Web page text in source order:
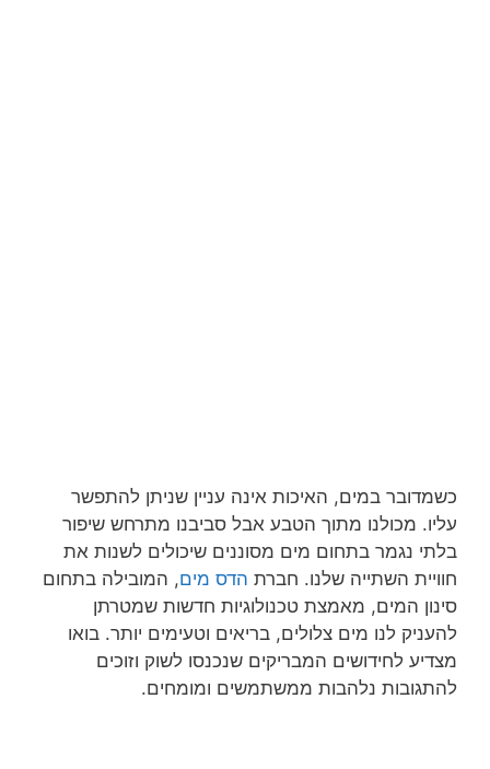
כשמדובר במים, האיכות אינה עניין שניתן להתפשר
עליו. מכולנו מתוך הטבע אבל סביבנו מתרחש שיפור
בלתי נגמר בתחום מים מסוננים שיכולים לשנות את
חוויית השתייה שלנו. חברת הדס מים, המובילה בתחום
סינון המים, מאמצת טכנולוגיות חדשות שמטרתן
להעניק לנו מים צלולים, בריאים וטעימים יותר. בואו
מצדיע לחידושים המבריקים שנכנסו לשוק וזוכים
להתגובות נלהבות ממשתמשים ומומחים.